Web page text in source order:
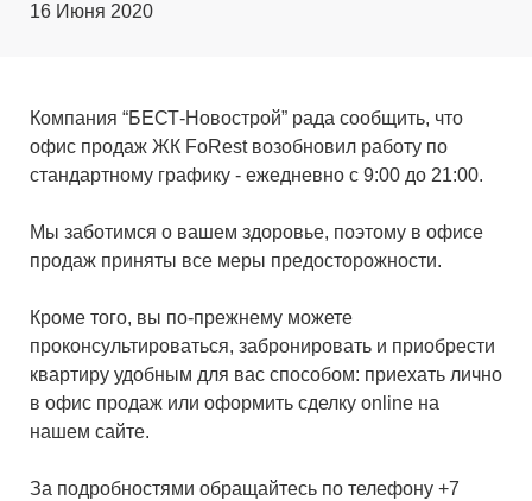
ЗАСТРОЙЩИКАМ
16 Июня 2020
Компания “БЕСТ-Новострой” рада сообщить, что
офис продаж ЖК FoRest возобновил работу по
стандартному графику - ежедневно с 9:00 до 21:00.
Мы заботимся о вашем здоровье, поэтому в офисе
продаж приняты все меры предосторожности.
Кроме того, вы по-прежнему можете
проконсультироваться, забронировать и приобрести
квартиру удобным для вас способом: приехать лично
в офис продаж или оформить сделку online на
нашем сайте.
За подробностями обращайтесь по телефону +7